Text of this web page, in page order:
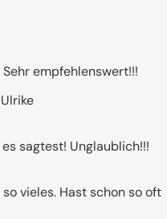
empfehlenswert!!!
sagtest! Unglaublich!!!
vieles. Hast schon so oft